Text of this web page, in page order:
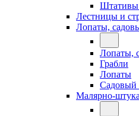
Штативы
Лестницы и
Лопаты,
Лопаты,
Грабли
Лопаты
Садовый
Малярно-